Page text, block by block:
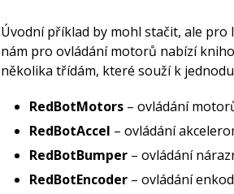
Úvodní příklad by mohl stačit, ale
nám pro ovládání motorů nabízí
několika třídám, které souží k
RedBotMotors – ovládání
RedBotAccel – ovládání
RedBotBumper – ovládání
RedBotEncoder – ovládání